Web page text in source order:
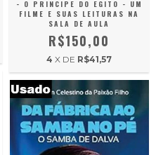
- O PRINCIPE DO EGITO - UM
FILME E SUAS LEITURAS NA
SALA DE AULA
R$150,00
4 X DE R$41,57